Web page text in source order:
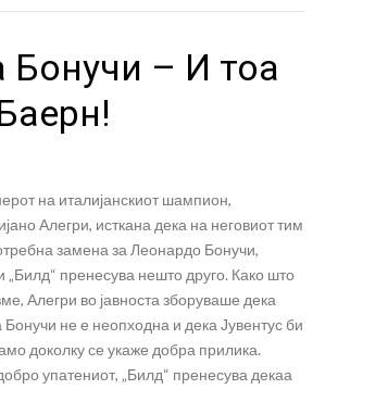
Бонучи – И тоа
на италијанскиот шампион,
Алегри, исткана дека на неговиот тим
замена за Леонардо Бонучи,
„Билд“ пренесува нешто друго. Како што
Алегри во јавноста зборуваше дека
Бонучи не е неопходна и дека Јувентус би
доколку се укаже добра прилика.
упатениот, „Билд“ пренесува декаа